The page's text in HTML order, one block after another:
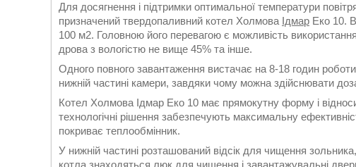
Для досягнення і підтримки оптимальної температури
призначений твердопаливний котел Холмова Ідмар Еко 10.
100 м2. Головною його перевагою є можливість
дрова з вологістю не вище 45% та інше.
Одного повного завантаження вистачає на 8-18 годин
нижній частині камери, завдяки чому можна здійснювати
Котел Холмова Ідмар Еко 10 має прямокутну форму і
технологічні рішення забезпечують максимальну
покриває теплообмінник.
У нижній частині розташований відсік для чищення
котла знаходяться люк для чищення і завантажувальні